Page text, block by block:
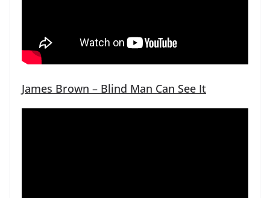
James Brown – Blind Man Can See It